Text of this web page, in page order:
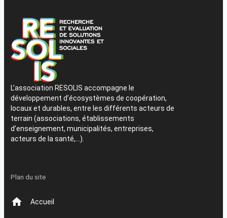
L’association RESOLIS accompagne le
développement d’écosystèmes de coopération,
locaux et durables, entre les différents acteurs de
terrain (associations, établissements
d’enseignement, municipalités, entreprises,
acteurs de la santé,…).
Plan du site
Accueil